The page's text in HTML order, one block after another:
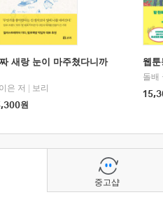
새랑 눈이 마주쳤다니까
은 저
보리
원
웹
돌배
중고샵